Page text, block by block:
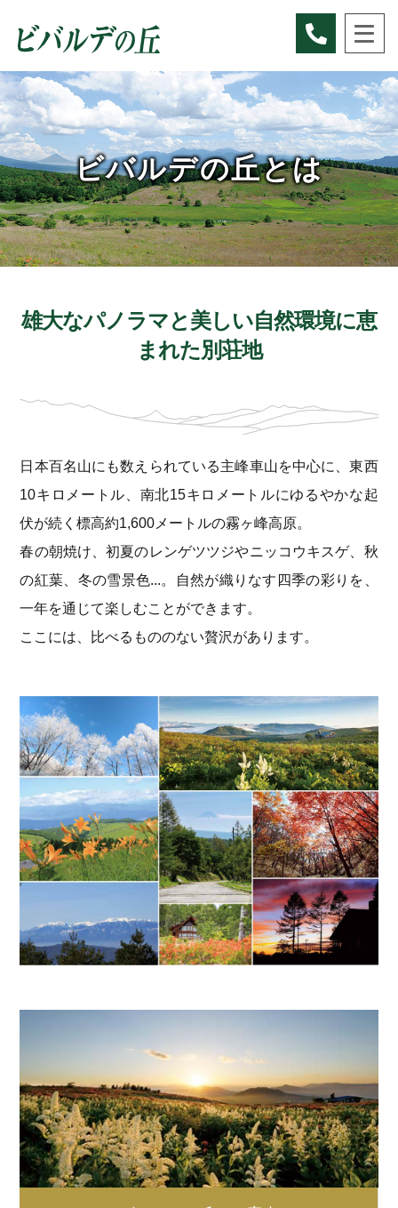
ビバルデの丘とは
雄大なパノラマと美しい自然環境に恵
まれた別荘地
日本百名山にも数えられている主峰車山を中心に、東西
10キロメートル、 南北15キロメートルにゆるやかな起
伏が続く標高約1,600メートルの霧ヶ峰高原。
春の朝焼け、初夏のレンゲツツジやニッコウキスゲ、秋
の紅葉、冬の雪景色...。
自然が織りなす四季の彩りを、
一年を通じて楽しむことができます。
ここには、比べるもののない贅沢があります。